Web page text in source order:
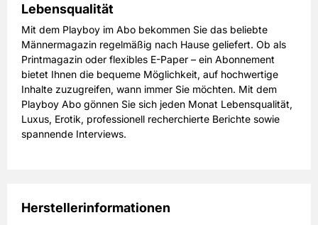
Lebensqualität
Mit dem Playboy im Abo bekommen Sie das beliebte
Männermagazin regelmäßig nach Hause geliefert. Ob als
Printmagazin oder flexibles E-Paper – ein Abonnement
bietet Ihnen die bequeme Möglichkeit, auf hochwertige
Inhalte zuzugreifen, wann immer Sie möchten. Mit dem
Playboy Abo gönnen Sie sich jeden Monat Lebensqualität,
Luxus, Erotik, professionell recherchierte Berichte sowie
spannende Interviews.
Herstellerinformationen